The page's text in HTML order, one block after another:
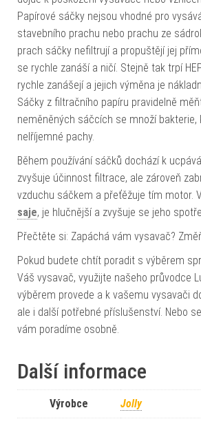
Papírové sáčky nejsou vhodné pro
stavebního prachu nebo prachu ze
prach sáčky nefiltrují a propuštějí jej
se rychle zanáší a ničí. Stejně tak trpí
rychle zanášejí a jejich výměna je
Sáčky z filtračního papíru pravidelně
neměněných sáčcích se množí bakterie,
nelříjemné pachy.
Během používání sáčků dochází k
zvyšuje účinnost filtrace, ale zároveň
vzduchu sáčkem a přeťěžuje tím motor.
saje, je hlučnější a zvyšuje se jeho
Přečtěte si: Zapáchá vám vysavač?
Pokud budete chtít poradit s výběrem
Váš vysavač, využijte našeho průvodce
výběrem provede a k vašemu vysavači
ale i další potřebné příslušenství. Nebo
vám poradíme osobně.
Další informace
Výrobce Jolly